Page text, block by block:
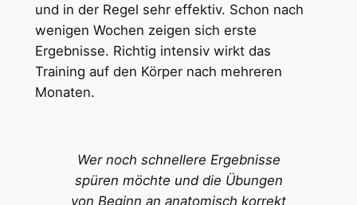
und in der Regel sehr effektiv. Schon nach
wenigen Wochen zeigen sich erste
Ergebnisse. Richtig intensiv wirkt das
Training auf den Körper nach mehreren
Monaten.
Wer noch schnellere Ergebnisse
spüren möchte und die Übungen
von Beginn an anatomisch korrekt